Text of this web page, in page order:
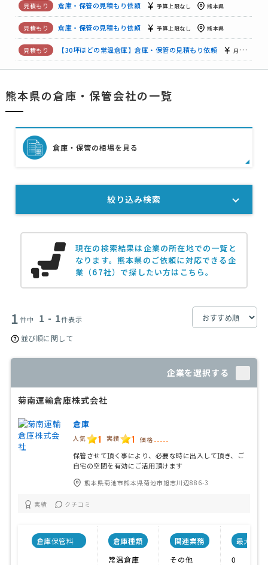
倉庫・保管の見積もり依頼 予算上限なし 熊本県
倉庫・保管の見積もり依頼 予算上限なし 熊本県
【30坪ほどの常温倉庫】倉庫・保管の見積もり依頼 月20万円まで
倉庫・保管の見積もり依頼
倉庫・保管の見積もり依頼 相談して決めたい
倉庫・保管の見積もり依頼 予算上限なし 熊本県
【30坪ほどの常温倉庫】倉庫・保管の見積もり依頼
熊本県の倉庫・保管会社の一覧
現在の検索結果は企業の所在地での一覧と
なります。熊本県のご依頼に対応できる企
業（67社）で探したい方はこちら。
1件中 1 - 1件表示
並び順に関して
企業を選択する
菊南運輸倉庫株式会社
倉庫
人気 1 実績 1 価格 -----
保管させて頂く事により、必要な時に出入して頂き、ご
自宅の空間を有効にご活用頂けます
熊本県菊池市熊本県菊池市旭志川辺886-3
実績 クチコミ
倉庫保管料
倉庫種類
常温倉庫
関連業務
その他
最大利用
0
倉庫・保管の相場を見る
絞り込み検索